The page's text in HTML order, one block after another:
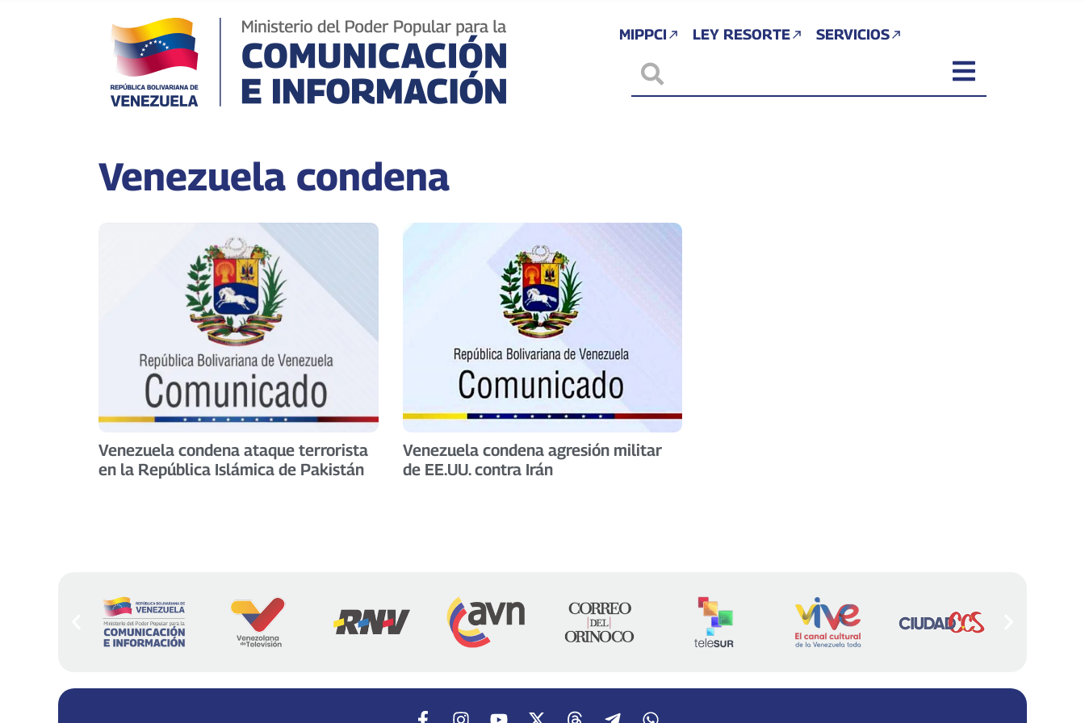
MIPPCI LEY RESORTE SERVICIOS
Venezuela condena
Venezuela condena ataque terrorista
en la República Islámica de Pakistán
Venezuela condena agresión militar
de EE.UU. contra Irán